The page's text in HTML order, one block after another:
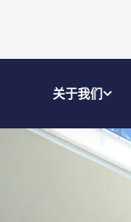
关于我们